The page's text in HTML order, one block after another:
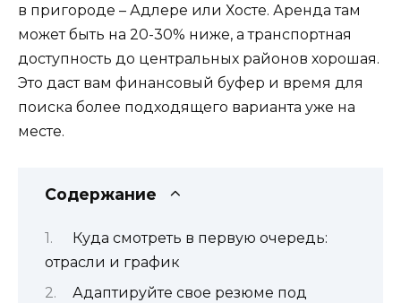
в пригороде – Адлере или Хосте. Аренда там
может быть на 20-30% ниже, а транспортная
доступность до центральных районов хорошая.
Это даст вам финансовый буфер и время для
поиска более подходящего варианта уже на
месте.
Содержание
Куда смотреть в первую очередь:
отрасли и график
Адаптируйте свое резюме под